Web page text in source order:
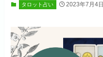
タロット占い 2023年7月4日